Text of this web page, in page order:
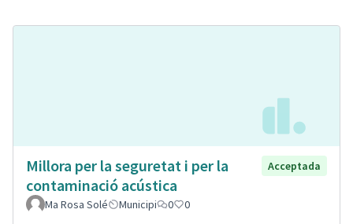
Millora per la seguretat i per la
contaminació acústica
Acceptada
Ma Rosa Solé Municipi 0 0